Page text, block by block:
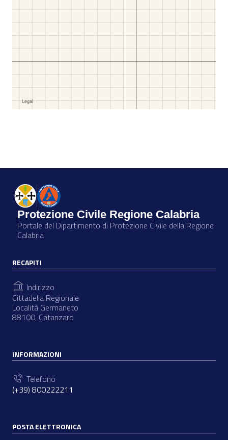
Protezione Civile Regione Calabria
Portale del Dipartimento di Protezione Civile della Regione
Calabria
RECAPITI
Indirizzo
Cittadella Regionale
Località Germaneto
88100, Catanzaro
INFORMAZIONI
Telefono
(+39) 800222211
POSTA ELETTRONICA